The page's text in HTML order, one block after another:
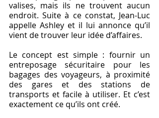
valises, mais ils ne trouvent aucun
endroit. Suite à ce constat, Jean-Luc
appelle Ashley et il lui annonce qu’il
vient de trouver leur idée d’affaires.
Le concept est simple : fournir un
entreposage sécuritaire pour les
bagages des voyageurs, à proximité
des gares et des stations de
transports et facile à utiliser. Et c’est
exactement ce qu’ils ont créé.